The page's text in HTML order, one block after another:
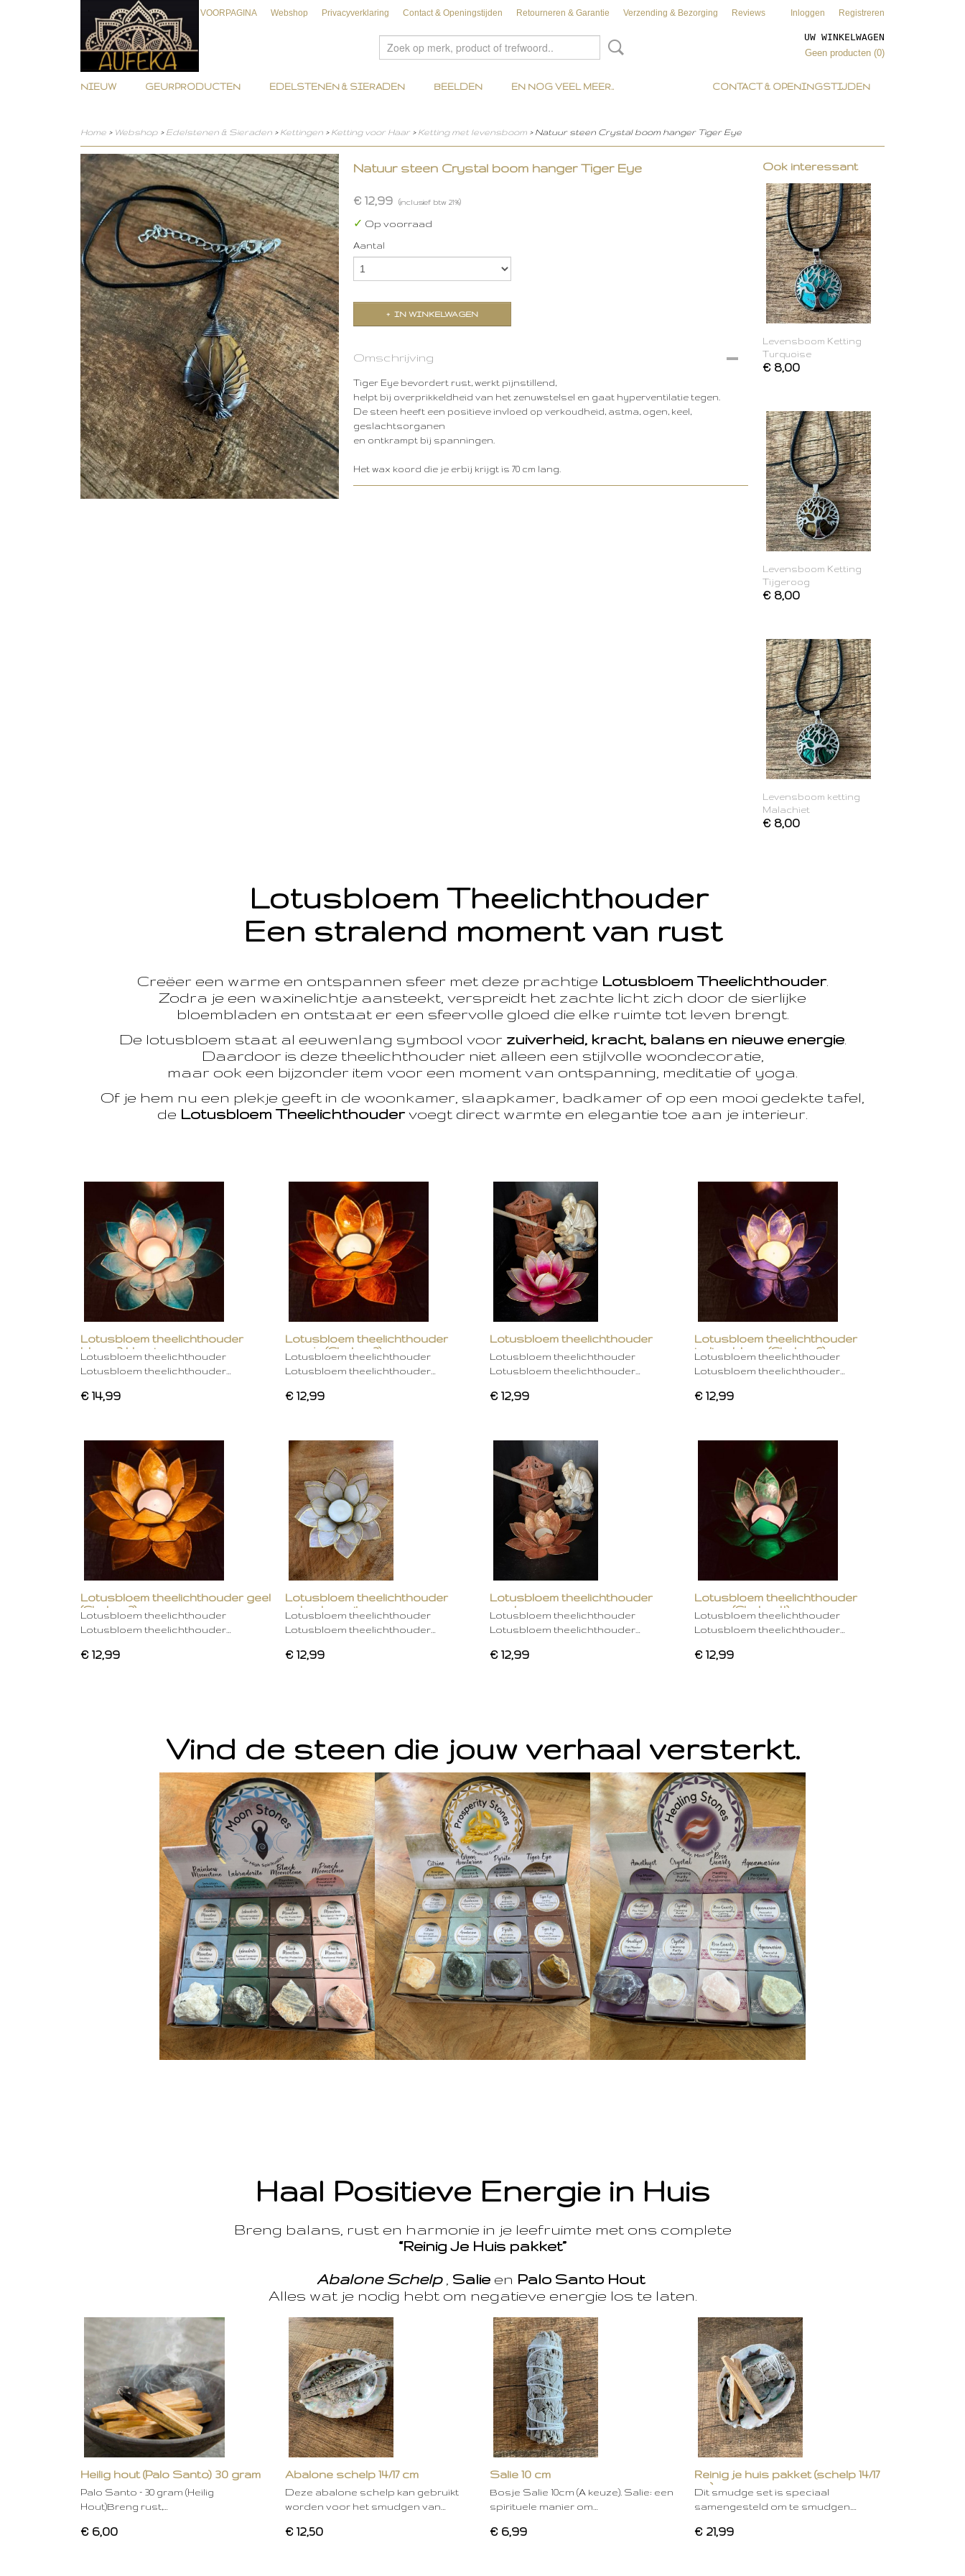
VOORPAGINA Webshop Privacyverklaring Contact & Openingstijden Retourneren & Garantie Verzending & Bezorging Reviews Inloggen Registreren
UW WINKELWAGEN
Geen producten (0)
CONTACT & OPENINGSTIJDEN
NIEUW GEURPRODUCTEN EDELSTENEN & SIERADEN BEELDEN EN NOG VEEL MEER..
Home > Webshop > Edelstenen & Sieraden > Kettingen > Ketting voor Haar > Ketting met levensboom > Natuur steen Crystal boom hanger Tiger Eye
Natuur steen Crystal boom hanger Tiger Eye
€ 12,99 (inclusief btw 21%)
✓ Op voorraad
Aantal
IN WINKELWAGEN
Omschrijving
Tiger Eye bevordert rust, werkt pijnstillend,
helpt bij overprikkeldheid van het zenuwstelsel en gaat hyperventilatie tegen.
De steen heeft een positieve invloed op verkoudheid, astma, ogen, keel,
geslachtsorganen
en ontkrampt bij spanningen.
Het wax koord die je erbij krijgt is 70 cm lang.
Ook interessant
Levensboom Ketting
Turquoise
€ 8,00
Levensboom Ketting
Tijgeroog
€ 8,00
Levensboom ketting
Malachiet
€ 8,00
Lotusbloem Theelichthouder
Een stralend moment van rust
Creëer een warme en ontspannen sfeer met deze prachtige Lotusbloem Theelichthouder.
Zodra je een waxinelichtje aansteekt, verspreidt het zachte licht zich door de sierlijke
bloembladen en ontstaat er een sfeervolle gloed die elke ruimte tot leven brengt.
De lotusbloem staat al eeuwenlang symbool voor zuiverheid, kracht, balans en nieuwe energie.
Daardoor is deze theelichthouder niet alleen een stijlvolle woondecoratie,
maar ook een bijzonder item voor een moment van ontspanning, meditatie of yoga.
Of je hem nu een plekje geeft in de woonkamer, slaapkamer, badkamer of op een mooi gedekte tafel,
de Lotusbloem Theelichthouder voegt direct warmte en elegantie toe aan je interieur.
Lotusbloem theelichthouder
blauw 2 kleurig
Lotusbloem theelichthouder
Lotusbloem theelichthouder…
€ 14,99
Lotusbloem theelichthouder
oranje (Chakra 2)
Lotusbloem theelichthouder
Lotusbloem theelichthouder…
€ 12,99
Lotusbloem theelichthouder
rose
Lotusbloem theelichthouder
Lotusbloem theelichthouder…
€ 12,99
Lotusbloem theelichthouder
indigo blauw (Chakra 6)
Lotusbloem theelichthouder
Lotusbloem theelichthouder…
€ 12,99
Lotusbloem theelichthouder geel
(Chakra 3)
Lotusbloem theelichthouder
Lotusbloem theelichthouder…
€ 12,99
Lotusbloem theelichthouder
gebroken wit
Lotusbloem theelichthouder
Lotusbloem theelichthouder…
€ 12,99
Lotusbloem theelichthouder
mocha
Lotusbloem theelichthouder
Lotusbloem theelichthouder…
€ 12,99
Lotusbloem theelichthouder
groen (Chakra 4)
Lotusbloem theelichthouder
Lotusbloem theelichthouder…
€ 12,99
Vind de steen die jouw verhaal versterkt.
Haal Positieve Energie in Huis
Breng balans, rust en harmonie in je leefruimte met ons complete
“Reinig Je Huis pakket”
Abalone Schelp, Salie en Palo Santo Hout
Alles wat je nodig hebt om negatieve energie los te laten.
Heilig hout (Palo Santo) 30 gram
Palo Santo – 30 gram (Heilig
Hout)Breng rust,…
€ 6,00
Abalone schelp 14/17 cm
Deze abalone schelp kan gebruikt
worden voor het smudgen van…
€ 12,50
Salie 10 cm
Bosje Salie 10cm (A keuze). Salie: een
spirituele manier om…
€ 6,99
Reinig je huis pakket (schelp 14/17
cm)
Dit smudge set is speciaal
samengesteld om te smudgen.…
€ 21,99